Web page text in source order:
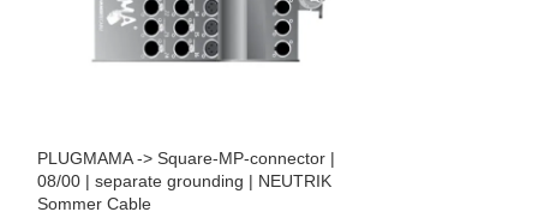
PLUGMAMA -> Square-MP-connector |
08/00 | separate grounding | NEUTRIK
Sommer Cable